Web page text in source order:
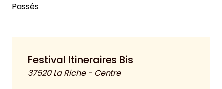
Passés
Festival Itineraires Bis
37520 La Riche - Centre